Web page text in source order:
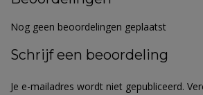
Nog geen beoordelingen geplaatst
Schrijf een beoordeling
Je e-mailadres wordt niet gepubliceerd.